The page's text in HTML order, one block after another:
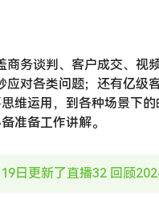
务谈判、客户成交、视
应对各类问题；还有亿级
维运用，到各种场景下
准备工作讲解。
日更新了直播32 回顾